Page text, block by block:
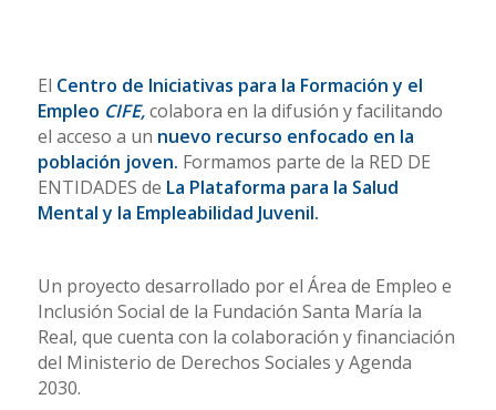
El Centro de Iniciativas para la Formación y el
Empleo CIFE,colabora en la difusión y facilitando
el acceso a un nuevo recurso enfocado en la
población joven. Formamos parte de la RED DE
ENTIDADES de La Plataforma para la Salud
Mental y la Empleabilidad Juvenil.
Un proyecto desarrollado por el Área de Empleo e
Inclusión Social de la Fundación Santa María la
Real, que cuenta con la colaboración y financiación
del Ministerio de Derechos Sociales y Agenda
2030.